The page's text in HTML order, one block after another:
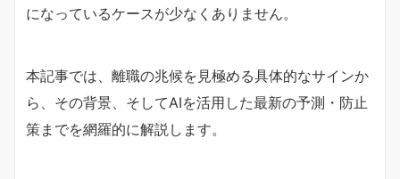
になっているケースが少なくありません。
本記事では、離職の兆候を見極める具体的なサインか
ら、その背景、そしてAIを活用した最新の予測・防止
策までを網羅的に解説します。